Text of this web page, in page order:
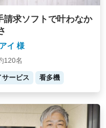
請求ソフトで叶わなか
イ 様
120名
サービス 看多機